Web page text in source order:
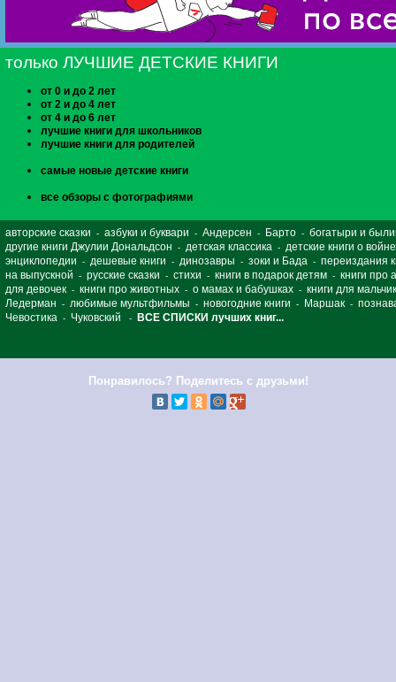
только ЛУЧШИЕ ДЕТСКИЕ КНИГИ
от 0 и до 2 лет
от 2 и до 4 лет
от 4 и до 6 лет
лучшие книги для школьников
лучшие книги для родителей
самые новые детские книги
все обзоры с фотографиями
авторские сказки - азбуки и буквари - Андерсен - Барто - богатыри и
другие книги Джулии Дональдсон - детская классика - детские книги о войне
энциклопедии - дешевые книги - динозавры - зоки и Бада - переиздания
на выпускной - русские сказки - стихи - книги в подарок детям - книги про
для девочек - книги про животных - о мамах и бабушках - книги для
Ледерман - любимые мультфильмы - новогодние книги - Маршак -
Чевостика - Чуковский - ВСЕ СПИСКИ лучших книг...
Понравилось? Поделитесь с друзьми!